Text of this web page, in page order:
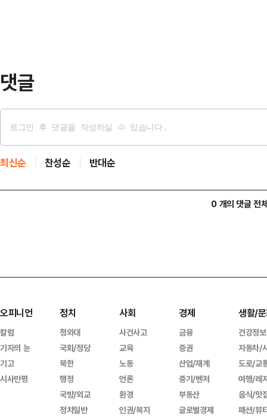
댓글
최신순 찬성순 반대순
0 개의 댓글 전
오피니언
칼럼
기자의 눈
기고
시사만평
정치
청와대
국회/정당
북한
행정
국방/외교
정치일반
사회
사건사고
교육
노동
언론
환경
인권/복지
경제
금융
증권
산업/재계
중기/벤처
부동산
글로벌경제
생활/
건강정보
자동차/
도로/교
여행/레
음식/맛
패션/뷰